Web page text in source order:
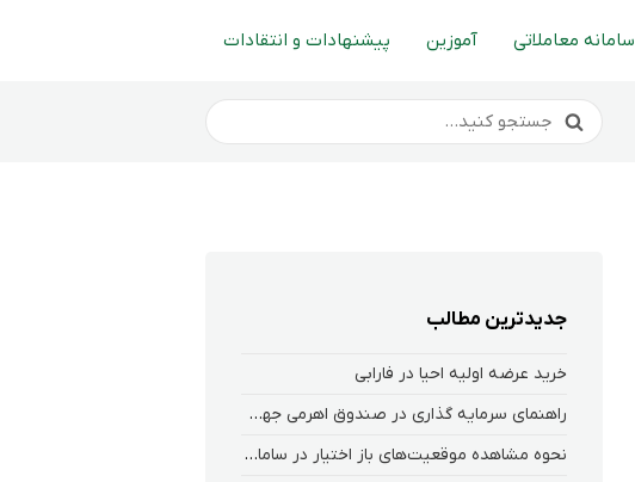
سامانه معاملاتی آموزین پیشنهادات و انتقادات
جدیدترین مطالب
خرید عرضه اولیه احیا در فارابی
راهنمای سرمایه گذاری در صندوق اهرمی جهش
نحوه‌ مشاهده‌ موقعیت‌های باز اختیار در سامانه هلیوم و نکست